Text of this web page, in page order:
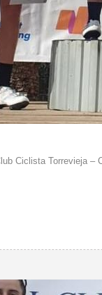
Ciclista Torrevieja –